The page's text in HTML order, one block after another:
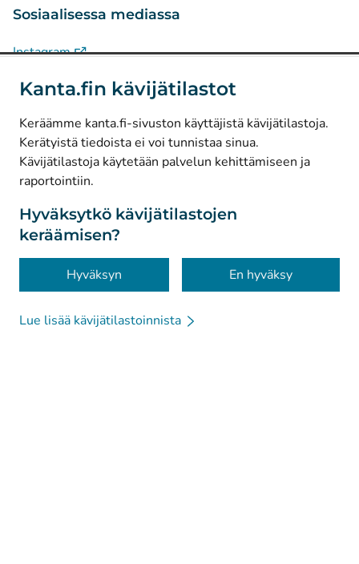
Kanta.fin kävijätilastot
Keräämme kanta.fi-sivuston käyttäjistä kävijätilastoja.
Kerätyistä tiedoista ei voi tunnistaa sinua.
Kävijätilastoja käytetään palvelun kehittämiseen ja
raportointiin.
Hyväksytkö kävijätilastojen
keräämisen?
Hyväksyn En hyväksy
Lue lisää kävijätilastoinnista
Sosiaalisessa mediassa
Instagram(Avautuu uuteen välilehteen)
Facebook(Avautuu uuteen välilehteen)
© Kanta-Palvelut, Kansaneläkelaitos
Tietosuoja
Tietoa sivustosta
Saavutettavuus
Evästeet